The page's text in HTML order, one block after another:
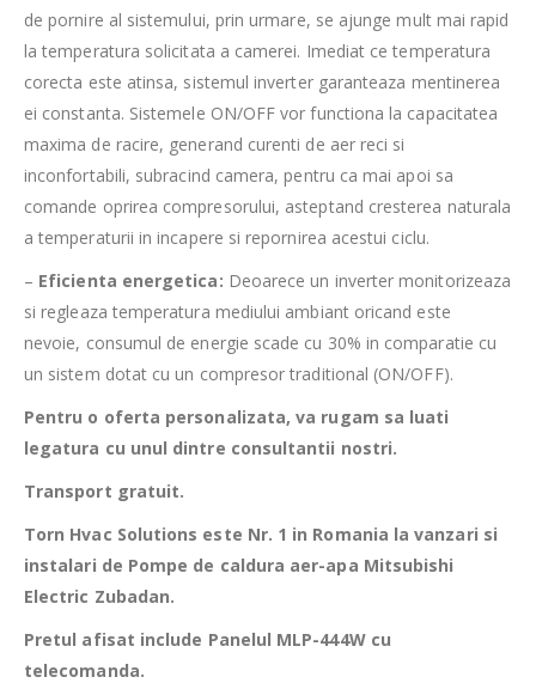
de pornire al sistemului, prin urmare, se ajunge mult mai rapid
la temperatura solicitata a camerei. Imediat ce temperatura
corecta este atinsa, sistemul inverter garanteaza mentinerea
ei constanta. Sistemele ON/OFF vor functiona la capacitatea
maxima de racire, generand curenti de aer reci si
inconfortabili, subracind camera, pentru ca mai apoi sa
comande oprirea compresorului, asteptand cresterea naturala
a temperaturii in incapere si repornirea acestui ciclu.
– Eficienta energetica: Deoarece un inverter monitorizeaza
si regleaza temperatura mediului ambiant oricand este
nevoie, consumul de energie scade cu 30% in comparatie cu
un sistem dotat cu un compresor traditional (ON/OFF).
Pentru o oferta personalizata, va rugam sa luati
legatura cu unul dintre consultantii nostri.
Transport gratuit.
Torn Hvac Solutions este Nr. 1 in Romania la vanzari si
instalari de Pompe de caldura aer-apa Mitsubishi
Electric Zubadan.
Pretul afisat include Panelul MLP-444W cu
telecomanda.